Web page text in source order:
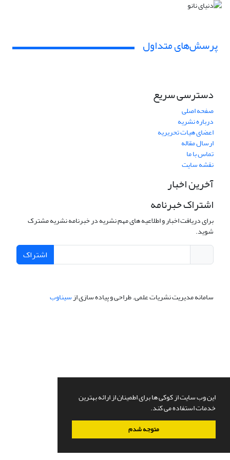
این وب سایت از کوکی ها برای اطمینان از ارائه بهترین
خدمات استفاده می کند.
متوجه شدم
پرسش‌های متداول
دسترسی سریع
صفحه اصلی
درباره نشریه
اعضای هیات تحریریه
ارسال مقاله
تماس با ما
نقشه سایت
آخرین اخبار
اشتراک خبرنامه
برای دریافت اخبار و اطلاعیه های مهم نشریه در خبرنامه نشریه مشترک
شوید.
اشتراک
سامانه مدیریت نشریات علمی.طراحی و پیاده سازی ازسیناوب